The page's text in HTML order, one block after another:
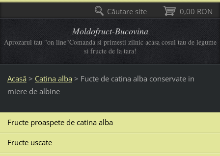
Moldofruct-Bucovina
Aprozarul tau "on line"Comanda si primesti zilnic acasa cosul tau de legume
si fructe de la tara!
Acasă > Catina alba > Fucte de catina alba conservate in
miere de albine
Fructe proaspete de catina alba
Fructe uscate
0,00 RON
Căutare site